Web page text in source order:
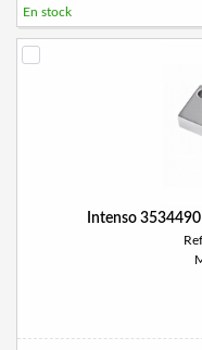
En stock
Intenso